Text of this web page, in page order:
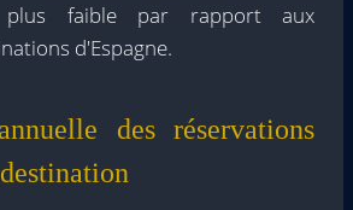
plus faible par rapport aux
d'Espagne.
des réservations